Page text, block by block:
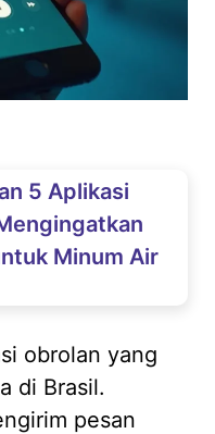
5 Aplikasi
Minum Air
obrolan yang
di Brasil.
pesan